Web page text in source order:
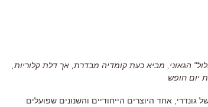
הגאוני, מביא כעת קומדיה מבדרת, אך דלת קלוריות,
יום חופש
אחד היוצרים הייחודיים והשנונים שפועלים